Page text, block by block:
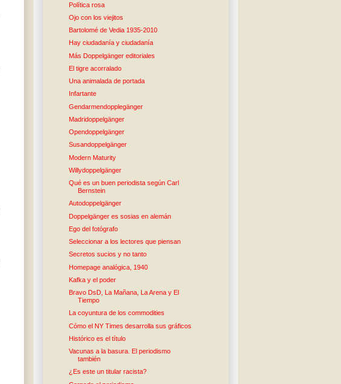
Política rosa
Ojo con los viejitos
Bartolomé de Vedia 1935-2010
Hay ciudadanía y ciudadanía
Más Doppelgänger editoriales
El tigre acorralado
Una animalada de portada
Infartante
Gendarmendopplegänger
Madridoppelgänger
Opendoppelgänger
Susandoppelgänger
Modern Maturity
Willydoppelgänger
Qué es un buen periodista según Carl
Bernstein
Autodoppelgänger
Doppelgänger es sosias en alemán
Ego del fotógrafo
Seleccionar a los lectores que piensan
Secretos sucios y no tanto
Homepage analógica, 1940
Kafka y el poder
Bravo DsD, La Mañana, La Arena y El
Tiempo
La coyuntura de los commodities
Cómo el NY Times desarrolla sus gráficos
Histórico es el título
Vacunas a la basura. El periodismo
también
¿Es este un titular racista?